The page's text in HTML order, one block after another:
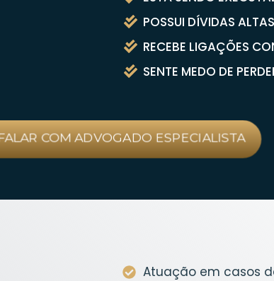
POSSUI DÍVIDAS
RECEBE LIGAÇÕES
SENTE MEDO DE
COM ADVOGADO ESPECIALISTA
Atuação em casos